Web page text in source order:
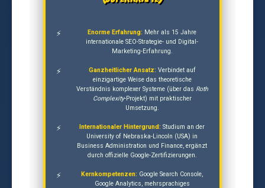
Enorme Erfahrung: Mehr als 15 Jahre
internationale SEO-Strategie- und Digital-
Marketing-Erfahrung.
Ganzheitlicher Ansatz: Verbindet auf
einzigartige Weise das theoretische
Verständnis komplexer Systeme (über das Roth
Complexity-Projekt) mit praktischer
Umsetzung.
Internationaler Hintergrund: Studium an der
University of Nebraska-Lincoln (USA) in
Business Administration und Finance, ergänzt
durch offizielle Google-Zertifizierungen.
Kernkompetenzen: Google Search Console,
Google Analytics, mehrsprachiges